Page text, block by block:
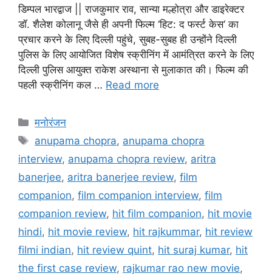
डिम्पल भारद्वाज || राजकुमार राव, सान्या मल्होत्रा और डाइरेक्टर
डॉ. शैलेश कोलानू जैसे ही अपनी फिल्म ‘हिट: द फर्स्ट केस‘ का
प्रचार करने के लिए दिल्ली पहुंचे, सुबह-सुबह ही उन्होंने दिल्ली
पुलिस के लिए आयोजित विशेष स्क्रीनिंग में आमंत्रित करने के लिए
दिल्ली पुलिस आयुक्त राकेश अस्थाना से मुलाकात की। फिल्म की
पहली स्क्रीनिंग कल … Read more
मनोरंजन
anupama chopra, anupama chopra
interview, anupama chopra review, aritra
banerjee, aritra banerjee review, film
companion, film companion interview, film
companion review, hit film companion, hit movie
hindi, hit movie review, hit rajkummar, hit review
filmi indian, hit review quint, hit suraj kumar, hit
the first case review, rajkumar rao new movie,